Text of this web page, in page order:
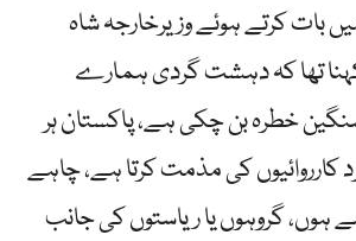
بات کرتے ہوئے وزیرخارجہ شاہ
تھا کہ دہشت گردی ہمارے
خطرہ بن چکی ہے، پاکستان ہر
کی مذمت کرتا ہے، چاہے
ہوں، گروہوں یا ریاستوں کی جانب